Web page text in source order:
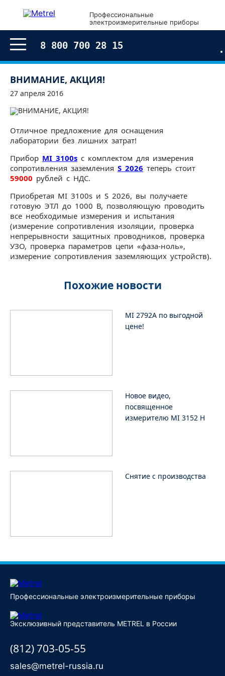
Профессиональные
электроизмерительные приборы
8 800 700 28 15
ВНИМАНИЕ, АКЦИЯ!
27 апреля 2016
Отличное предложение для оснащения
лаборатории без лишних затрат!
Прибор MI 3100s с комплектом для измерения
сопротивления заземления S 2026 теперь стоит
59000 рублей с НДС.
Приобретая MI 3100s и S 2026, вы получаете
готовую ЭТЛ до 1000 В, позволяющую проводить
все необходимые измерения и испытания
(измерение сопротивления изоляции, проверка
непрерывности защитных проводников, проверка
УЗО, проверка параметров цепи «фаза-ноль»,
измерение сопротивления заземляющих устройств).
Похожие новости
MI 2792A по выгодной
цене!
Новое видео,
посвященное
измерителю MI 3152 H
Снятие с производства
Профессиональные электроизмерительные приборы
Эксклюзивный представитель METREL в России
(812) 703-05-55
sales@metrel-russia.ru